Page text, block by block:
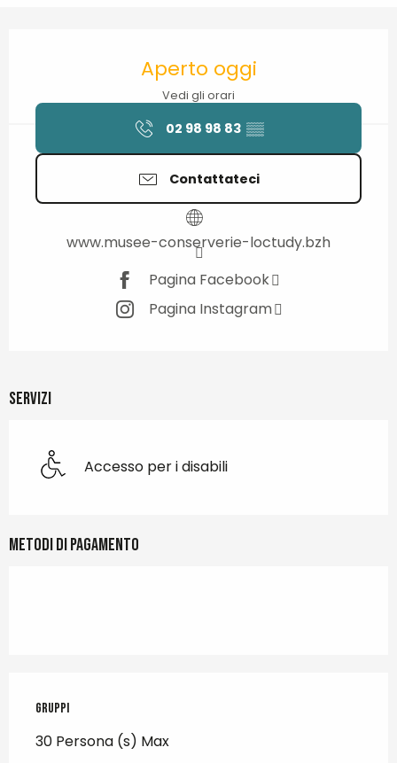
Aperto oggi
Vedi gli orari
02 98 98 83 ▒▒
Contattateci
www.musee-conserverie-loctudy.bzh
Pagina Facebook
Pagina Instagram
Servizi
Accesso per i disabili
Metodi di pagamento
Gruppi
Gruppi
30 Persona (s) Max